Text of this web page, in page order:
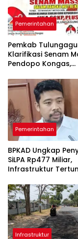
Pemerintahan
Pemkab
Klarifikasi Senam
Pendopo Kongas,
Resmi Daerah
Pemerintahan
BPKAD Ungkap
SiLPA Rp477 Miliar,
Infrastruktur
Infrastruktur